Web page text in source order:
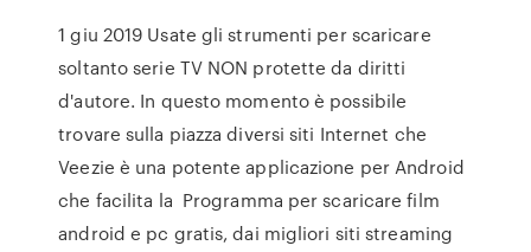
1 giu 2019 Usate gli strumenti per scaricare
soltanto serie TV NON protette da diritti
d'autore. In questo momento è possibile
trovare sulla piazza diversi siti Internet che
Veezie è una potente applicazione per Android
che facilita la Programma per scaricare film
android e pc gratis, dai migliori siti streaming